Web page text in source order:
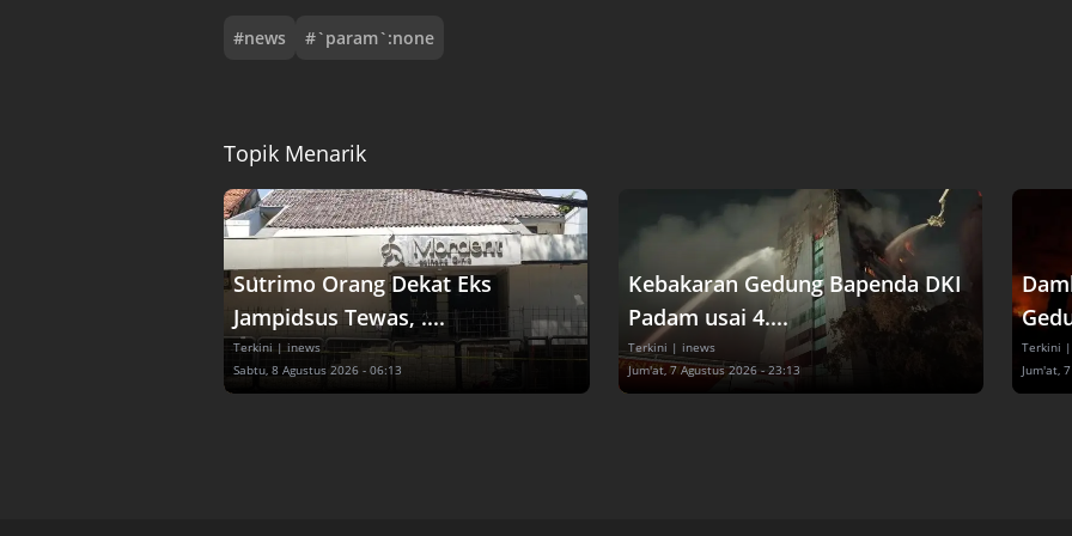
#news #`param`:none
Topik Menarik
Sutrimo Orang Dekat Eks
Jampidsus Tewas, ....
Terkini | inews
Sabtu, 8 Agustus 2026 - 06:13
Kebakaran Gedung Bapenda DKI
Padam usai 4....
Terkini | inews
Jum'at, 7 Agustus 2026 - 23:13
Terkini
Jum'at,